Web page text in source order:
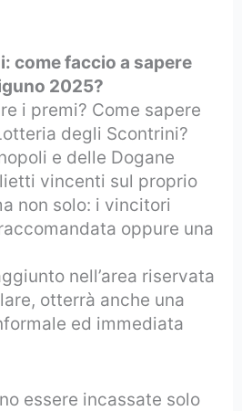
come faccio a sapere
2025?
i premi? Come sapere
degli Scontrini?
e delle Dogane
vincenti sul proprio
non solo: i vincitori
oppure una
nell’area riservata
otterrà anche una
ed immediata
essere incassate solo